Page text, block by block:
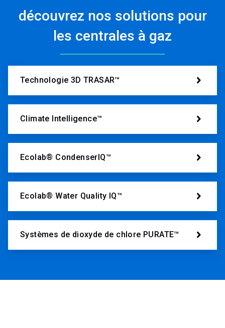
découvrez nos solutions pour
les centrales à gaz
Technologie 3D TRASAR™
Climate Intelligence™
Ecolab® CondenserIQ™
Ecolab® Water Quality IQ™
Systèmes de dioxyde de chlore PURATE™